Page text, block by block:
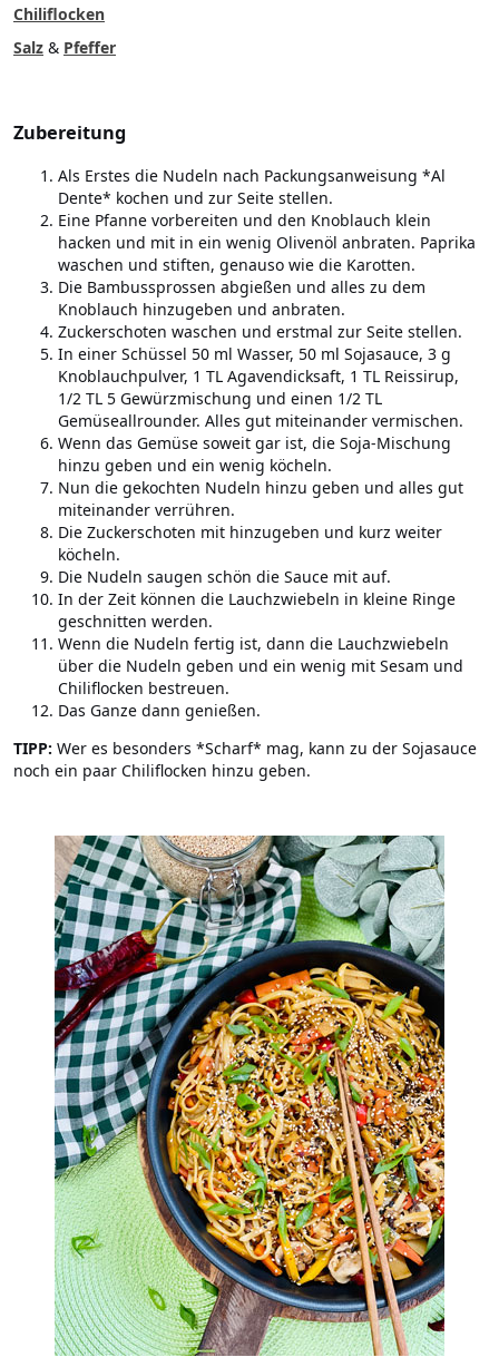
Chiliflocken
Salz & Pfeffer
Zubereitung
Als Erstes die Nudeln nach Packungsanweisung *Al
Dente* kochen und zur Seite stellen.
Eine Pfanne vorbereiten und den Knoblauch klein
hacken und mit in ein wenig Olivenöl anbraten. Paprika
waschen und stiften, genauso wie die Karotten.
Die Bambussprossen abgießen und alles zu dem
Knoblauch hinzugeben und anbraten.
Zuckerschoten waschen und erstmal zur Seite stellen.
In einer Schüssel 50 ml Wasser, 50 ml Sojasauce, 3 g
Knoblauchpulver, 1 TL Agavendicksaft, 1 TL Reissirup,
1/2 TL 5 Gewürzmischung und einen 1/2 TL
Gemüseallrounder. Alles gut miteinander vermischen.
Wenn das Gemüse soweit gar ist, die Soja-Mischung
hinzu geben und ein wenig köcheln.
Nun die gekochten Nudeln hinzu geben und alles gut
miteinander verrühren.
Die Zuckerschoten mit hinzugeben und kurz weiter
köcheln.
Die Nudeln saugen schön die Sauce mit auf.
In der Zeit können die Lauchzwiebeln in kleine Ringe
geschnitten werden.
Wenn die Nudeln fertig ist, dann die Lauchzwiebeln
über die Nudeln geben und ein wenig mit Sesam und
Chiliflocken bestreuen.
Das Ganze dann genießen.
TIPP: Wer es besonders *Scharf* mag, kann zu der Sojasauce
noch ein paar Chiliflocken hinzu geben.